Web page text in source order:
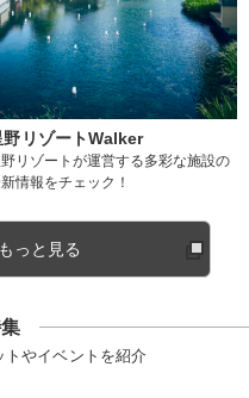
野リゾートWalker
リゾートが運営する多彩な施設の
情報をチェック！
っと見る
やイベントを紹介